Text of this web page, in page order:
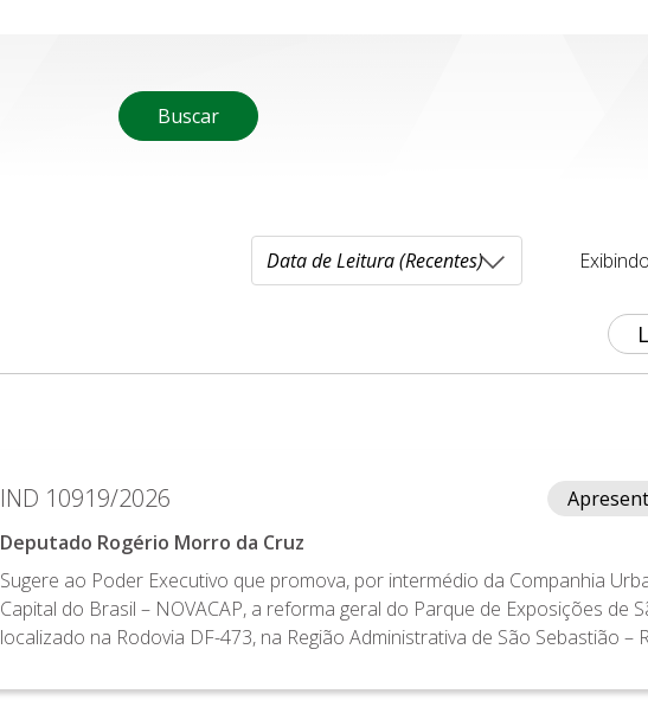
Buscar
Exibindo
IND 10919/2026
Deputado Rogério Morro da Cruz
Sugere ao Poder Executivo que promova, por intermédio da Companhia
Capital do Brasil – NOVACAP, a reforma geral do Parque de Exposições de
localizado na Rodovia DF-473, na Região Administrativa de São Sebastião –